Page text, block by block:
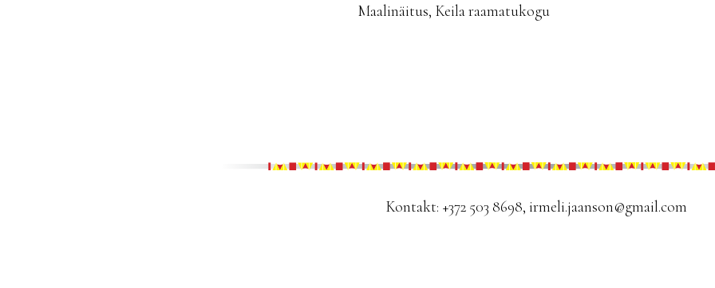
Maalinäitus, Keila raamatukogu